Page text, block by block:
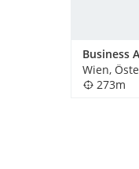
Wien,
273m